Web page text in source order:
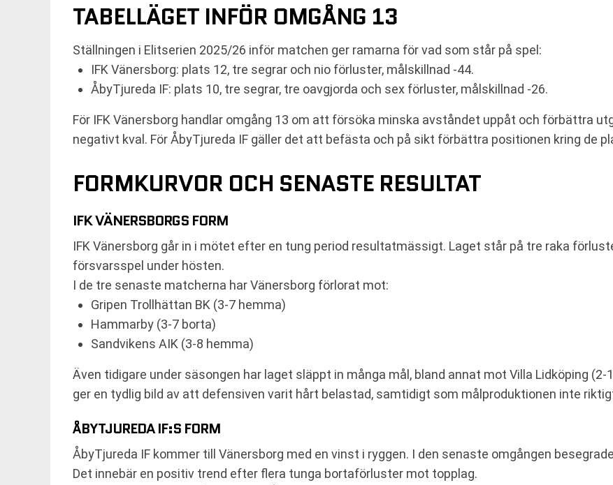
TABELLÄGET INFÖR OMGÅNG 13
Ställningen i Elitserien 2025/26 inför matchen ger ramarna för vad som står på spel:
IFK Vänersborg: plats 12, tre segrar och nio förluster, målskillnad -44.
ÅbyTjureda IF: plats 10, tre segrar, tre oavgjorda och sex förluster, målskillnad -26.
För IFK Vänersborg handlar omgång 13 om att försöka minska avståndet uppåt och förbättra
negativt kval. För ÅbyTjureda IF gäller det att befästa och på sikt förbättra positionen kring de
FORMKURVOR OCH SENASTE RESULTAT
IFK VÄNERSBORGS FORM
IFK Vänersborg går in i mötet efter en tung period resultatmässigt. Laget står på tre raka
försvarsspel under hösten.
I de tre senaste matcherna har Vänersborg förlorat mot:
Gripen Trollhättan BK (3-7 hemma)
Hammarby (3-7 borta)
Sandvikens AIK (3-8 hemma)
Även tidigare under säsongen har laget släppt in många mål, bland annat mot Villa Lidköping
ger en tydlig bild av att defensiven varit hårt belastad, samtidigt som målproduktionen inte
ÅBYTJUREDA IF:S FORM
ÅbyTjureda IF kommer till Vänersborg med en vinst i ryggen. I den senaste omgången
Det innebär en positiv trend efter flera tunga bortaförluster mot topplag.